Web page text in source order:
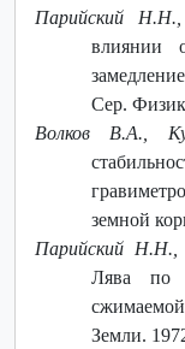
Парийский
влиянии
Сер.
Волков В.А.,
земной
Парийский
Лява по
Земли.